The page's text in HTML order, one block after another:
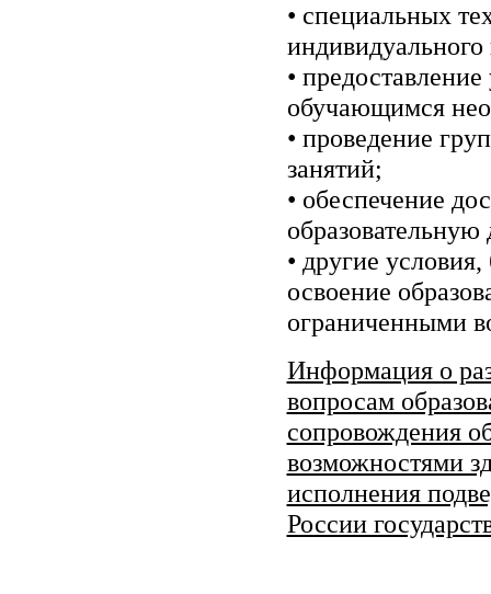
• специальных
индивидуального
•
обучающимся
• проведение
занятий;
• обеспечение
образовательную
• другие
освоение
ограниченными
Информация о
вопросам
сопровождения
возможностями
исполнения
России